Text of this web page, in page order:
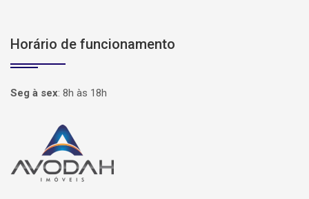
Horário de funcionamento
Seg à sex: 8h às 18h
Página inicial